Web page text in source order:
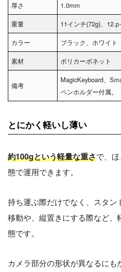
厚さ
1.0mm
重量
11インチ(72g)、
カラー
ブラック、ホワイト
素材
ポリカーボネット
備考
MagicKeyboard、
ペンホルダー付属。
とにかく軽いし薄い
約100gという軽量な重さで、
態で運用できます。
持ち運ぶ際だけでなく、スタン
移動や、縦置きにする際など、
態です。
カメラ部分の形状が異なるに